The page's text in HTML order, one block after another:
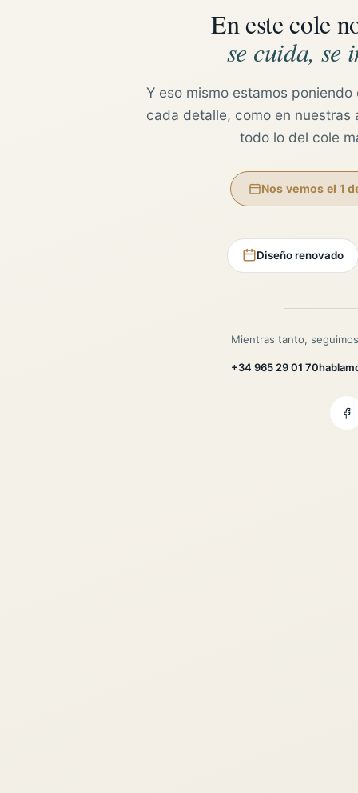
En este cole
se cuida, se
Y eso mismo estamos
cada detalle, como en nuestras
todo lo del cole
Nos vemos el 1
Diseño renovado
Mientras tanto,
+34 965 29 01 70